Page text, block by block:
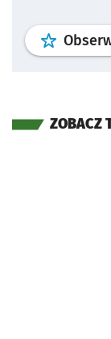
ZOBACZ